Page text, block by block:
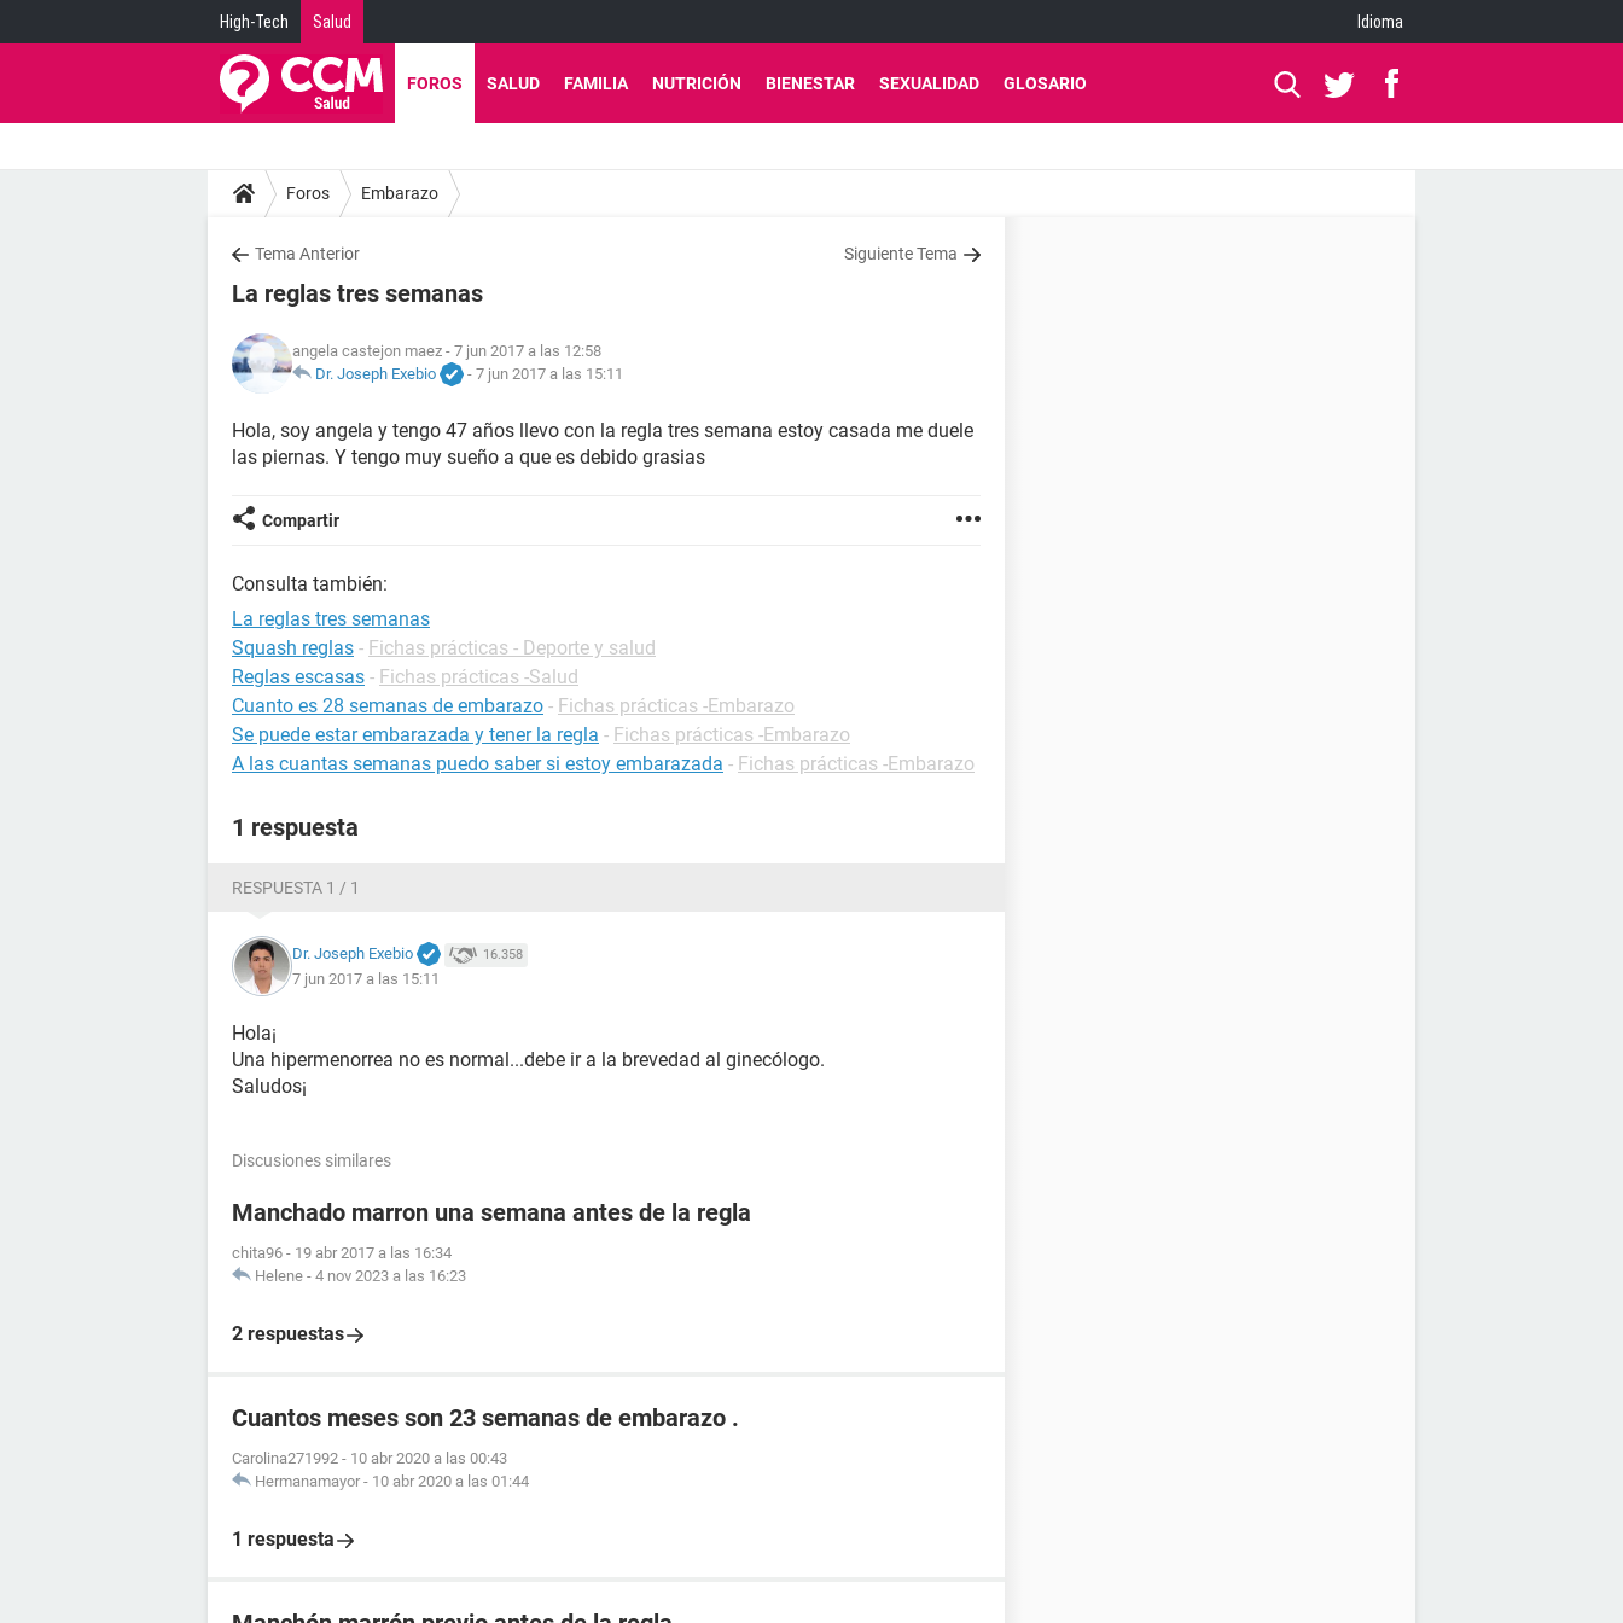
High-Tech Salud Idioma
FOROS SALUD FAMILIA NUTRICIÓN BIENESTAR SEXUALIDAD GLOSARIO
Foros Embarazo
Tema Anterior Siguiente Tema
La reglas tres semanas
angela castejon maez - 7 jun 2017 a las 12:58
Dr. Joseph Exebio
- 7 jun 2017 a las 15:11
Hola, soy angela y tengo 47 años llevo con la regla tres semana estoy casada me duele
las piernas. Y tengo muy sueño a que es debido grasias
Compartir
Consulta también:
La reglas tres semanas
Squash reglas - Fichas prácticas - Deporte y salud
Reglas escasas - Fichas prácticas -Salud
Cuanto es 28 semanas de embarazo - Fichas prácticas -Embarazo
Se puede estar embarazada y tener la regla - Fichas prácticas -Embarazo
A las cuantas semanas puedo saber si estoy embarazada - Fichas prácticas -Embarazo
1 respuesta
RESPUESTA 1 / 1
Dr. Joseph Exebio 16.358
7 jun 2017 a las 15:11
Hola¡
Una hipermenorrea no es normal...debe ir a la brevedad al ginecólogo.
Saludos¡
Discusiones similares
Manchado marron una semana antes de la regla
chita96 - 19 abr 2017 a las 16:34
Helene - 4 nov 2023 a las 16:23
2 respuestas
Cuantos meses son 23 semanas de embarazo .
Carolina271992 - 10 abr 2020 a las 00:43
Hermanamayor - 10 abr 2020 a las 01:44
1 respuesta